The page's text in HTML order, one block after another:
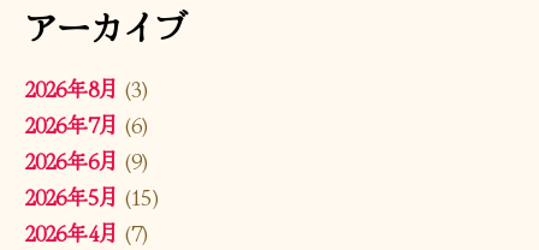
アーカイブ
2026年8月 (3)
2026年7月 (6)
2026年6月 (9)
2026年5月 (15)
2026年4月 (7)